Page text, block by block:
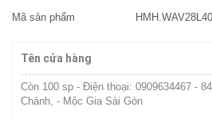
Mã sản phẩm
Tên cửa hàng
Còn 100 sp - Điện thoại: 0909634467 -
Chánh, - Mộc Gia Sài Gòn